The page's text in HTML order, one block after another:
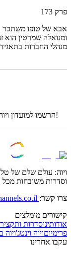
פרק 173
אבא של טופו משתכר
ומנואלה שמרטין
מנהלי החברות
הרשמו למועדון ויוה - השארו מעודכנים לפני כולם, ועוד המון הפתעות!
ויוה: עולם שלם של
וסדרות משובחות מכל
צרו קשר:
קישורים מומלצים
אודותינוסדרות
פרימיוםויוה וינטג'ויוה
עקבו אחרינו